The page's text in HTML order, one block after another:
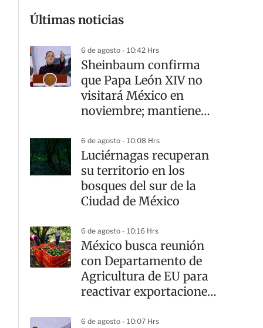
Últimas noticias
6 de agosto - 10:42 Hrs
Sheinbaum confirma
que Papa León XIV no
visitará México en
noviembre; mantiene
6 de agosto - 10:08 Hrs
Luciérnagas recuperan
su territorio en los
bosques del sur de la
Ciudad de México
6 de agosto - 10:16 Hrs
México busca reunión
con Departamento de
Agricultura de EU para
reactivar exportaciones
6 de agosto - 10:07 Hrs